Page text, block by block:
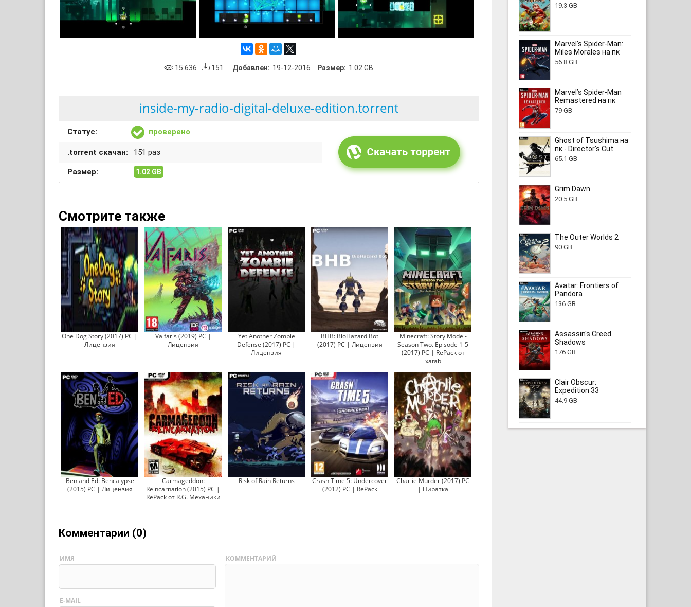
15 636 151 Добавлен: 19-12-2016 Размер: 1.02 GB
inside-my-radio-digital-deluxe-edition.torrent
Статус: проверено
.torrent скачан: 151 раз
Размер: 1.02 GB
Смотрите также
One Dog Story (2017) PC |
Лицензия
Valfaris (2019) PC |
Лицензия
Yet Another Zombie
Defense (2017) PC |
Лицензия
BHB: BioHazard Bot
(2017) PC | Лицензия
Minecraft: Story Mode -
Season Two. Episode 1-5
(2017) PC | RePack от
xatab
Ben and Ed: Bencalypse
(2015) PC | Лицензия
Carmageddon:
Reincarnation (2015) PC |
RePack от R.G. Механики
Risk of Rain Returns
Crash Time 5: Undercover
(2012) PC | RePack
Charlie Murder (2017) PC
| Пиратка
Комментарии (0)
ИМЯ
E-MAIL
КОММЕНТАРИЙ
19.3 GB
Marvel’s Spider-Man:
Miles Morales на пк
56.8 GB
Marvel’s Spider-Man
Remastered на пк
79 GB
Ghost of Tsushima на
пк - Director's Cut
65.1 GB
Grim Dawn
20.5 GB
The Outer Worlds 2
90 GB
Avatar: Frontiers of
Pandora
136 GB
Assassin's Creed
Shadows
176 GB
Clair Obscur:
Expedition 33
44.9 GB